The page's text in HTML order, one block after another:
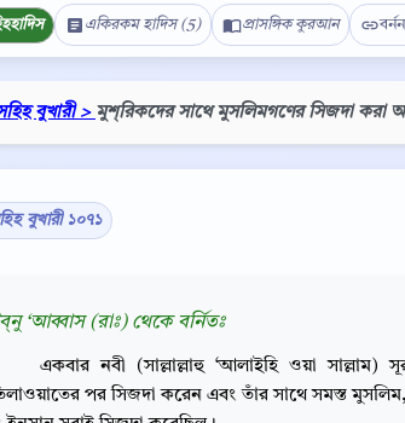
হাদিস একিরকম হাদিস (5) প্রাসঙ্গিক কুরআন
বুখারী > মুশ্‌রিকদের সাথে মুসলিমগণের সিজদা করা
বুখারী ১০৭১
‘আব্বাস (রাঃ) থেকে বর্নিতঃ
একবার নবী (সাল্লাল্লাহু ‘আলাইহি ওয়া সাল্লাম)
পর সিজদা করেন এবং তাঁর সাথে সমস্ত